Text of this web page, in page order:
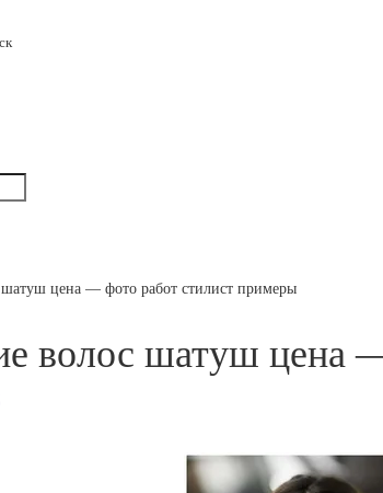
цена — фото работ стилист примеры
волос шатуш цена